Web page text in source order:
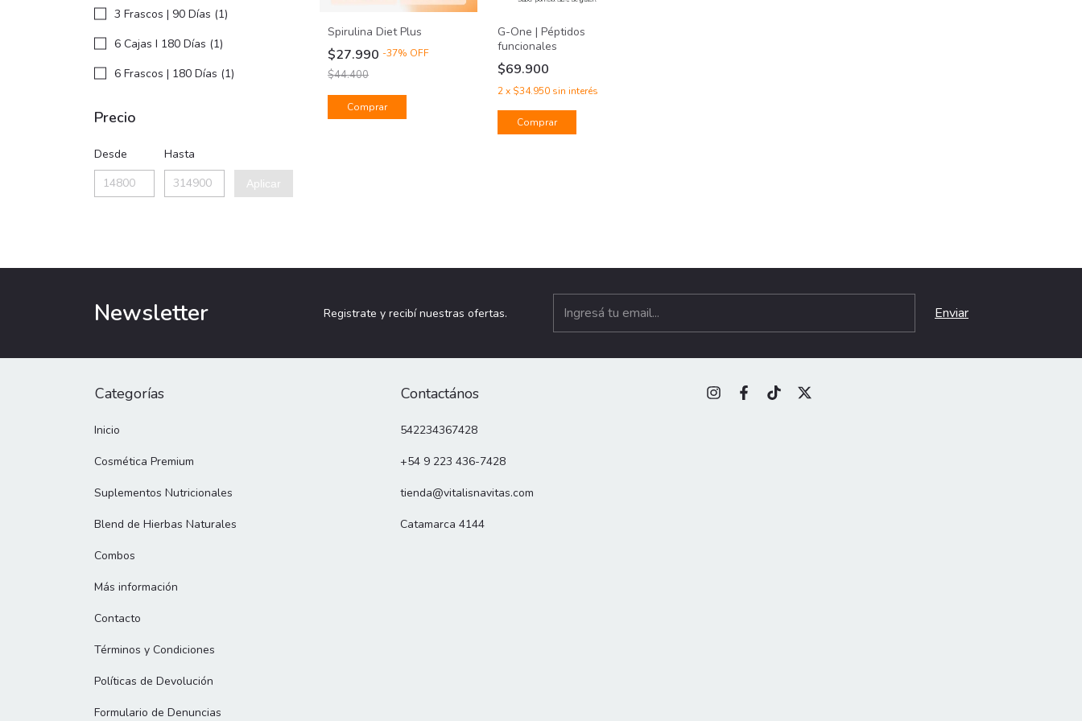
3 Frascos | 90 Días (1)
6 Cajas I 180 Días (1)
6 Frascos | 180 Días (1)
Precio
Desde Hasta
Aplicar
Spirulina Diet Plus
$27.990 -37% OFF
$44.400
Comprar
G-One | Péptidos
funcionales
$69.900
2 x $34.950 sin interés
Comprar
Newsletter Registrate y recibí nuestras ofertas.
Categorías
Inicio
Cosmética Premium
Suplementos Nutricionales
Blend de Hierbas Naturales
Combos
Más información
Contacto
Términos y Condiciones
Políticas de Devolución
Formulario de Denuncias
Contactános
542234367428
+54 9 223 436-7428
tienda@vitalisnavitas.com
Catamarca 4144